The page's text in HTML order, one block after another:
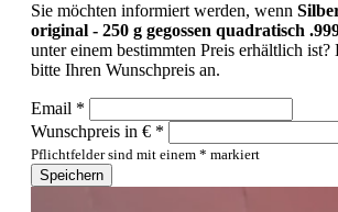
Sie möchten informiert werden, wenn
original - 250 g gegossen quadratisch
unter einem bestimmten Preis erhältlich ist?
bitte Ihren Wunschpreis an.
Email *
Wunschpreis in € *
Pflichtfelder sind mit einem * markiert
Speichern